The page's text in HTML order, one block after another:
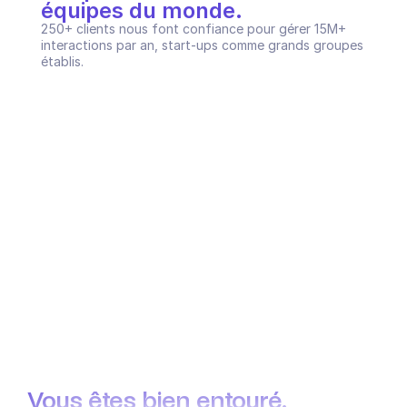
équipes du monde.
250+ clients nous font confiance pour gérer 15M+
interactions par an, start-ups comme grands groupes
établis.
Vous êtes bien entouré.